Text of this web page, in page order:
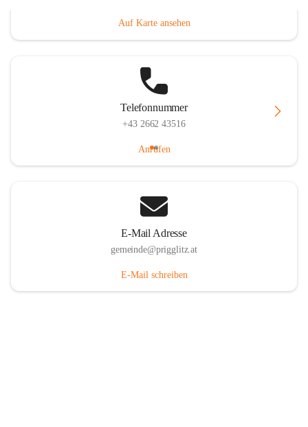
Auf Karte ansehen
Telefonnummer
+43 2662 43516
Anrufen
E-Mail Adresse
gemeinde@prigglitz.at
E-Mail schreiben